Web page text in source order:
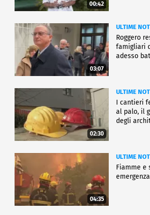
00:42
03:07
ULTIME
Roggero
famigliari
adesso
02:30
ULTIME
I cantieri
al palo, il
degli
04:35
ULTIME
Fiamme e